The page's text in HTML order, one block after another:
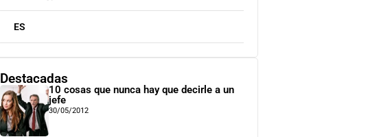
ES
Destacadas
10 cosas que nunca hay que decirle a un
jefe
30/05/2012